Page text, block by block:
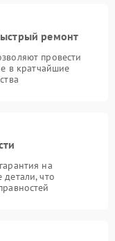
ремонт
провести
в кратчайшие
на
что